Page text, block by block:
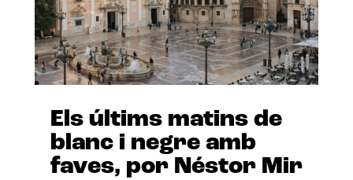
Els últims matins de
blanc i negre amb
faves, por Néstor Mir